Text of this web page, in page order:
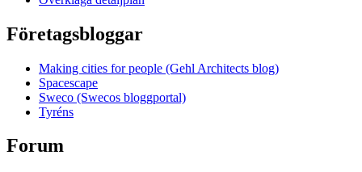
Företagsbloggar
Making cities for people (Gehl Architects blog)
Spacescape
Sweco (Swecos bloggportal)
Tyréns
Forum